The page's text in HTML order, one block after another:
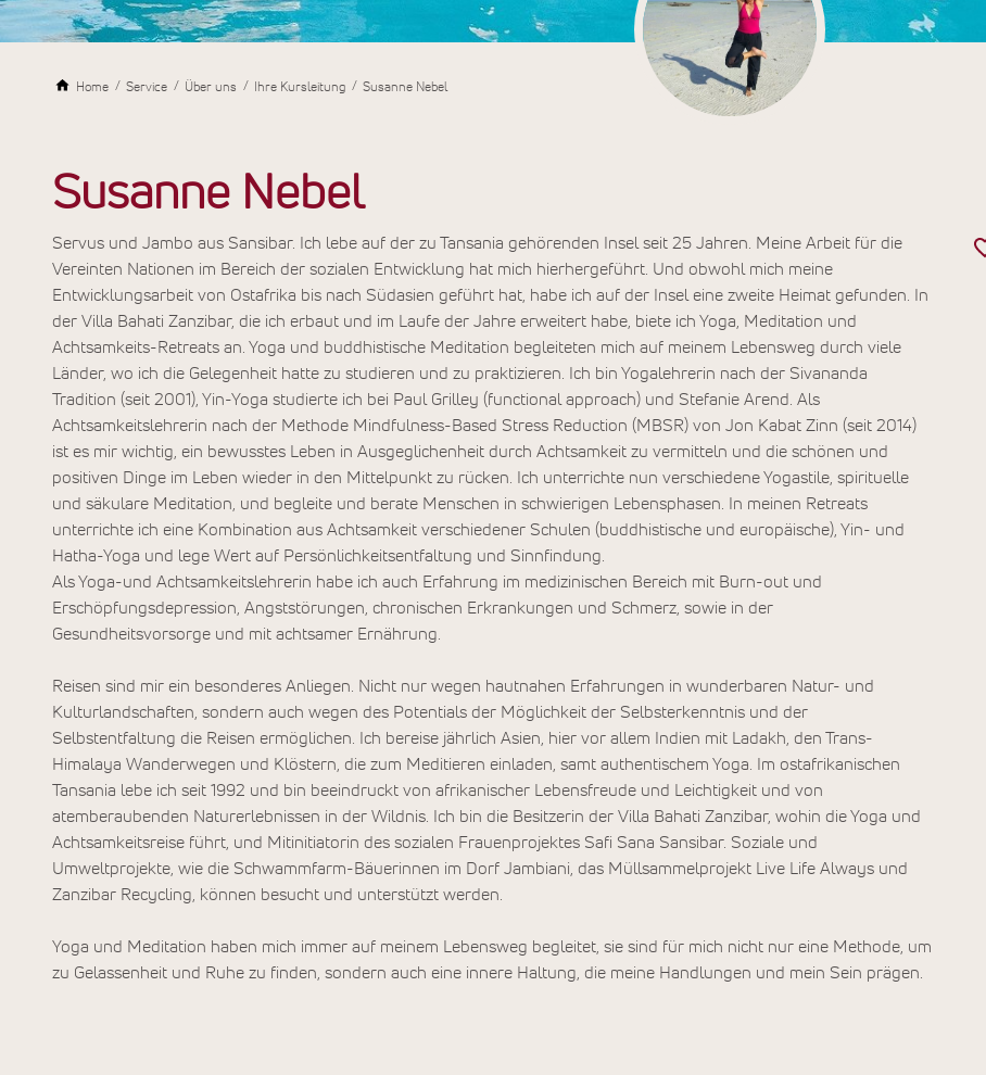
Home Service Über uns Ihre Kursleitung Susanne Nebel
Susanne Nebel
Servus und Jambo aus Sansibar. Ich lebe auf der zu Tansania gehörenden Insel seit 25 Jahren. Meine Arbeit für die
Vereinten Nationen im Bereich der sozialen Entwicklung hat mich hierhergeführt. Und obwohl mich meine
Entwicklungsarbeit von Ostafrika bis nach Südasien geführt hat, habe ich auf der Insel eine zweite Heimat gefunden. In
der Villa Bahati Zanzibar, die ich erbaut und im Laufe der Jahre erweitert habe, biete ich Yoga, Meditation und
Achtsamkeits-Retreats an. Yoga und buddhistische Meditation begleiteten mich auf meinem Lebensweg durch viele
Länder, wo ich die Gelegenheit hatte zu studieren und zu praktizieren. Ich bin Yogalehrerin nach der Sivananda
Tradition (seit 2001), Yin-Yoga studierte ich bei Paul Grilley (functional approach) und Stefanie Arend. Als
Achtsamkeitslehrerin nach der Methode Mindfulness-Based Stress Reduction (MBSR) von Jon Kabat Zinn (seit 2014)
ist es mir wichtig, ein bewusstes Leben in Ausgeglichenheit durch Achtsamkeit zu vermitteln und die schönen und
positiven Dinge im Leben wieder in den Mittelpunkt zu rücken. Ich unterrichte nun verschiedene Yogastile, spirituelle
und säkulare Meditation, und begleite und berate Menschen in schwierigen Lebensphasen. In meinen Retreats
unterrichte ich eine Kombination aus Achtsamkeit verschiedener Schulen (buddhistische und europäische), Yin- und
Hatha-Yoga und lege Wert auf Persönlichkeitsentfaltung und Sinnfindung.
Als Yoga-und Achtsamkeitslehrerin habe ich auch Erfahrung im medizinischen Bereich mit Burn-out und
Erschöpfungsdepression, Angststörungen, chronischen Erkrankungen und Schmerz, sowie in der
Gesundheitsvorsorge und mit achtsamer Ernährung.
Reisen sind mir ein besonderes Anliegen. Nicht nur wegen hautnahen Erfahrungen in wunderbaren Natur- und
Kulturlandschaften, sondern auch wegen des Potentials der Möglichkeit der Selbsterkenntnis und der
Selbstentfaltung die Reisen ermöglichen. Ich bereise jährlich Asien, hier vor allem Indien mit Ladakh, den Trans-
Himalaya Wanderwegen und Klöstern, die zum Meditieren einladen, samt authentischem Yoga. Im ostafrikanischen
Tansania lebe ich seit 1992 und bin beeindruckt von afrikanischer Lebensfreude und Leichtigkeit und von
atemberaubenden Naturerlebnissen in der Wildnis. Ich bin die Besitzerin der Villa Bahati Zanzibar, wohin die Yoga und
Achtsamkeitsreise führt, und Mitinitiatorin des sozialen Frauenprojektes Safi Sana Sansibar. Soziale und
Umweltprojekte, wie die Schwammfarm-Bäuerinnen im Dorf Jambiani, das Müllsammelprojekt Live Life Always und
Zanzibar Recycling, können besucht und unterstützt werden.
Yoga und Meditation haben mich immer auf meinem Lebensweg begleitet, sie sind für mich nicht nur eine Methode, um
zu Gelassenheit und Ruhe zu finden, sondern auch eine innere Haltung, die meine Handlungen und mein Sein prägen.